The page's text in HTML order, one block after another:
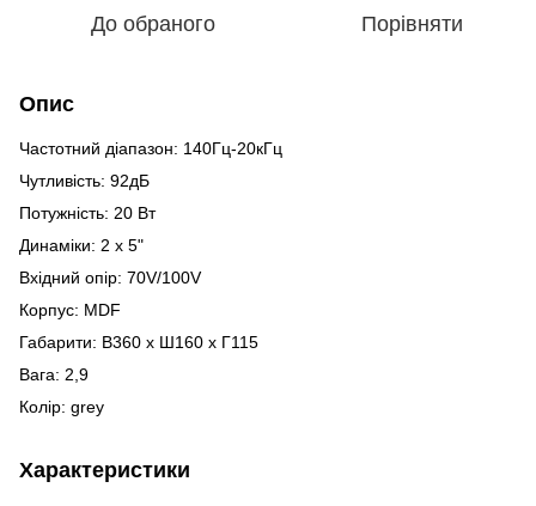
До обраного Порівняти
Опис
Частотний діапазон: 140Гц-20кГц
Чутливість: 92дБ
Потужність: 20 Вт
Динаміки: 2 х 5"
Вхідний опір: 70V/100V
Корпус: MDF
Габарити: В360 x Ш160 x Г115
Вага: 2,9
Колір: grey
Характеристики